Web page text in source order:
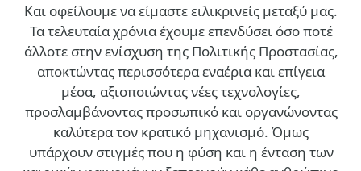
Και οφείλουμε να είμαστε ειλικρινείς μεταξύ μας.
Τα τελευταία χρόνια έχουμε επενδύσει όσο ποτέ
άλλοτε στην ενίσχυση της Πολιτικής Προστασίας,
αποκτώντας περισσότερα εναέρια και επίγεια
μέσα, αξιοποιώντας νέες τεχνολογίες,
προσλαμβάνοντας προσωπικό και οργανώνοντας
καλύτερα τον κρατικό μηχανισμό. Όμως
υπάρχουν στιγμές που η φύση και η ένταση των